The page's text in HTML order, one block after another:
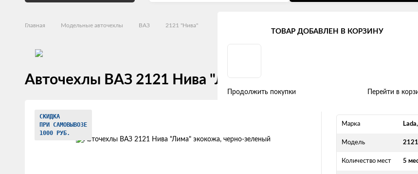
Главная Модельные авточехлы ВАЗ 2121 "Нива"
Авточехлы ВАЗ 2121 Нива "Лима" экокожа, черно-
товаров
СКИДКА
ПРИ САМОВЫВОЗЕ
1000 РУБ.
Марка
Модель
Количество мест 5
ТОВАР ДОБАВЛЕН В КОРЗИНУ
Продолжить покупки Перейти в